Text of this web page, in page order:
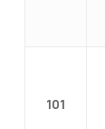
101